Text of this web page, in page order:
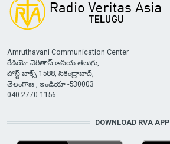
Amruthavani Communication Center
రేడియో వెరితాస్ ఆసియ తెలుగు,
పోస్ట్ బాక్స్ 1588, సికింద్రాబాద్,
తెలంగాణ , ఇండియా -530003
040 2770 1156
DOWNLOAD RVA APP